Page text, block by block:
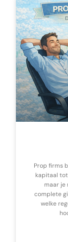
Prop firms
kapitaal
maar je
complete
welke